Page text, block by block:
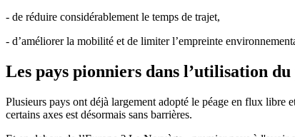
- de réduire considérablement le temps de trajet,
- d’améliorer la mobilité et de limiter l’empreinte
Les pays pionniers dans l’utilisation
Plusieurs pays ont déjà largement adopté le péage en flux libre
certains axes est désormais sans barrières.